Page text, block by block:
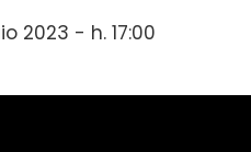
2023 - h. 17:00